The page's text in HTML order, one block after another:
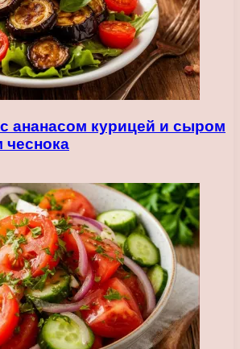
ананасом курицей и сыром
чеснока